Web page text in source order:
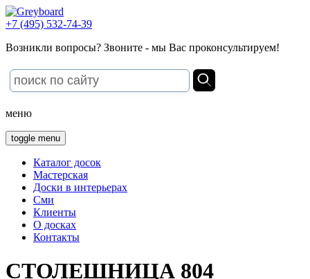
+7 (495) 532-74-39
Возникли вопросы? Звоните - мы Вас проконсультируем!
меню
toggle menu
Каталог досок
Мастерская
Доски в интерьерах
Сми
Клиенты
О досках
Контакты
СТОЛЕШНИЦА 804